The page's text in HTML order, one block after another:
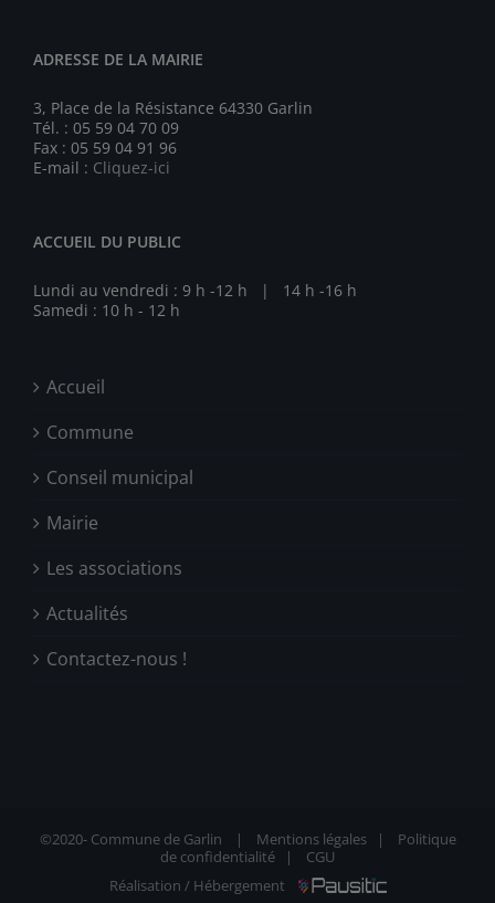
ADRESSE DE LA MAIRIE
3, Place de la Résistance 64330 Garlin
Tél. : 05 59 04 70 09
Fax : 05 59 04 91 96
E-mail : Cliquez-ici
ACCUEIL DU PUBLIC
Lundi au vendredi : 9 h -12 h | 14 h -16 h
Samedi : 10 h - 12 h
Accueil
Commune
Conseil municipal
Mairie
Les associations
Actualités
Contactez-nous !
©2020-Commune de Garlin | Mentions légales| Politique
de confidentialité | CGU
Réalisation / Hébergement